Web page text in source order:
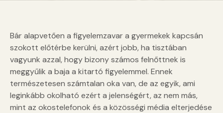
Bár alapvetően a figyelemzavar a gyermekek kapcsán
szokott előtérbe kerülni, azért jobb, ha tisztában
vagyunk azzal, hogy bizony számos felnőttnek is
meggyűlik a baja a kitartó figyelemmel. Ennek
természetesen számtalan oka van, de az egyik, ami
leginkább okolható ezért a jelenségért, az nem más,
mint az okostelefonok és a közösségi média elterjedése